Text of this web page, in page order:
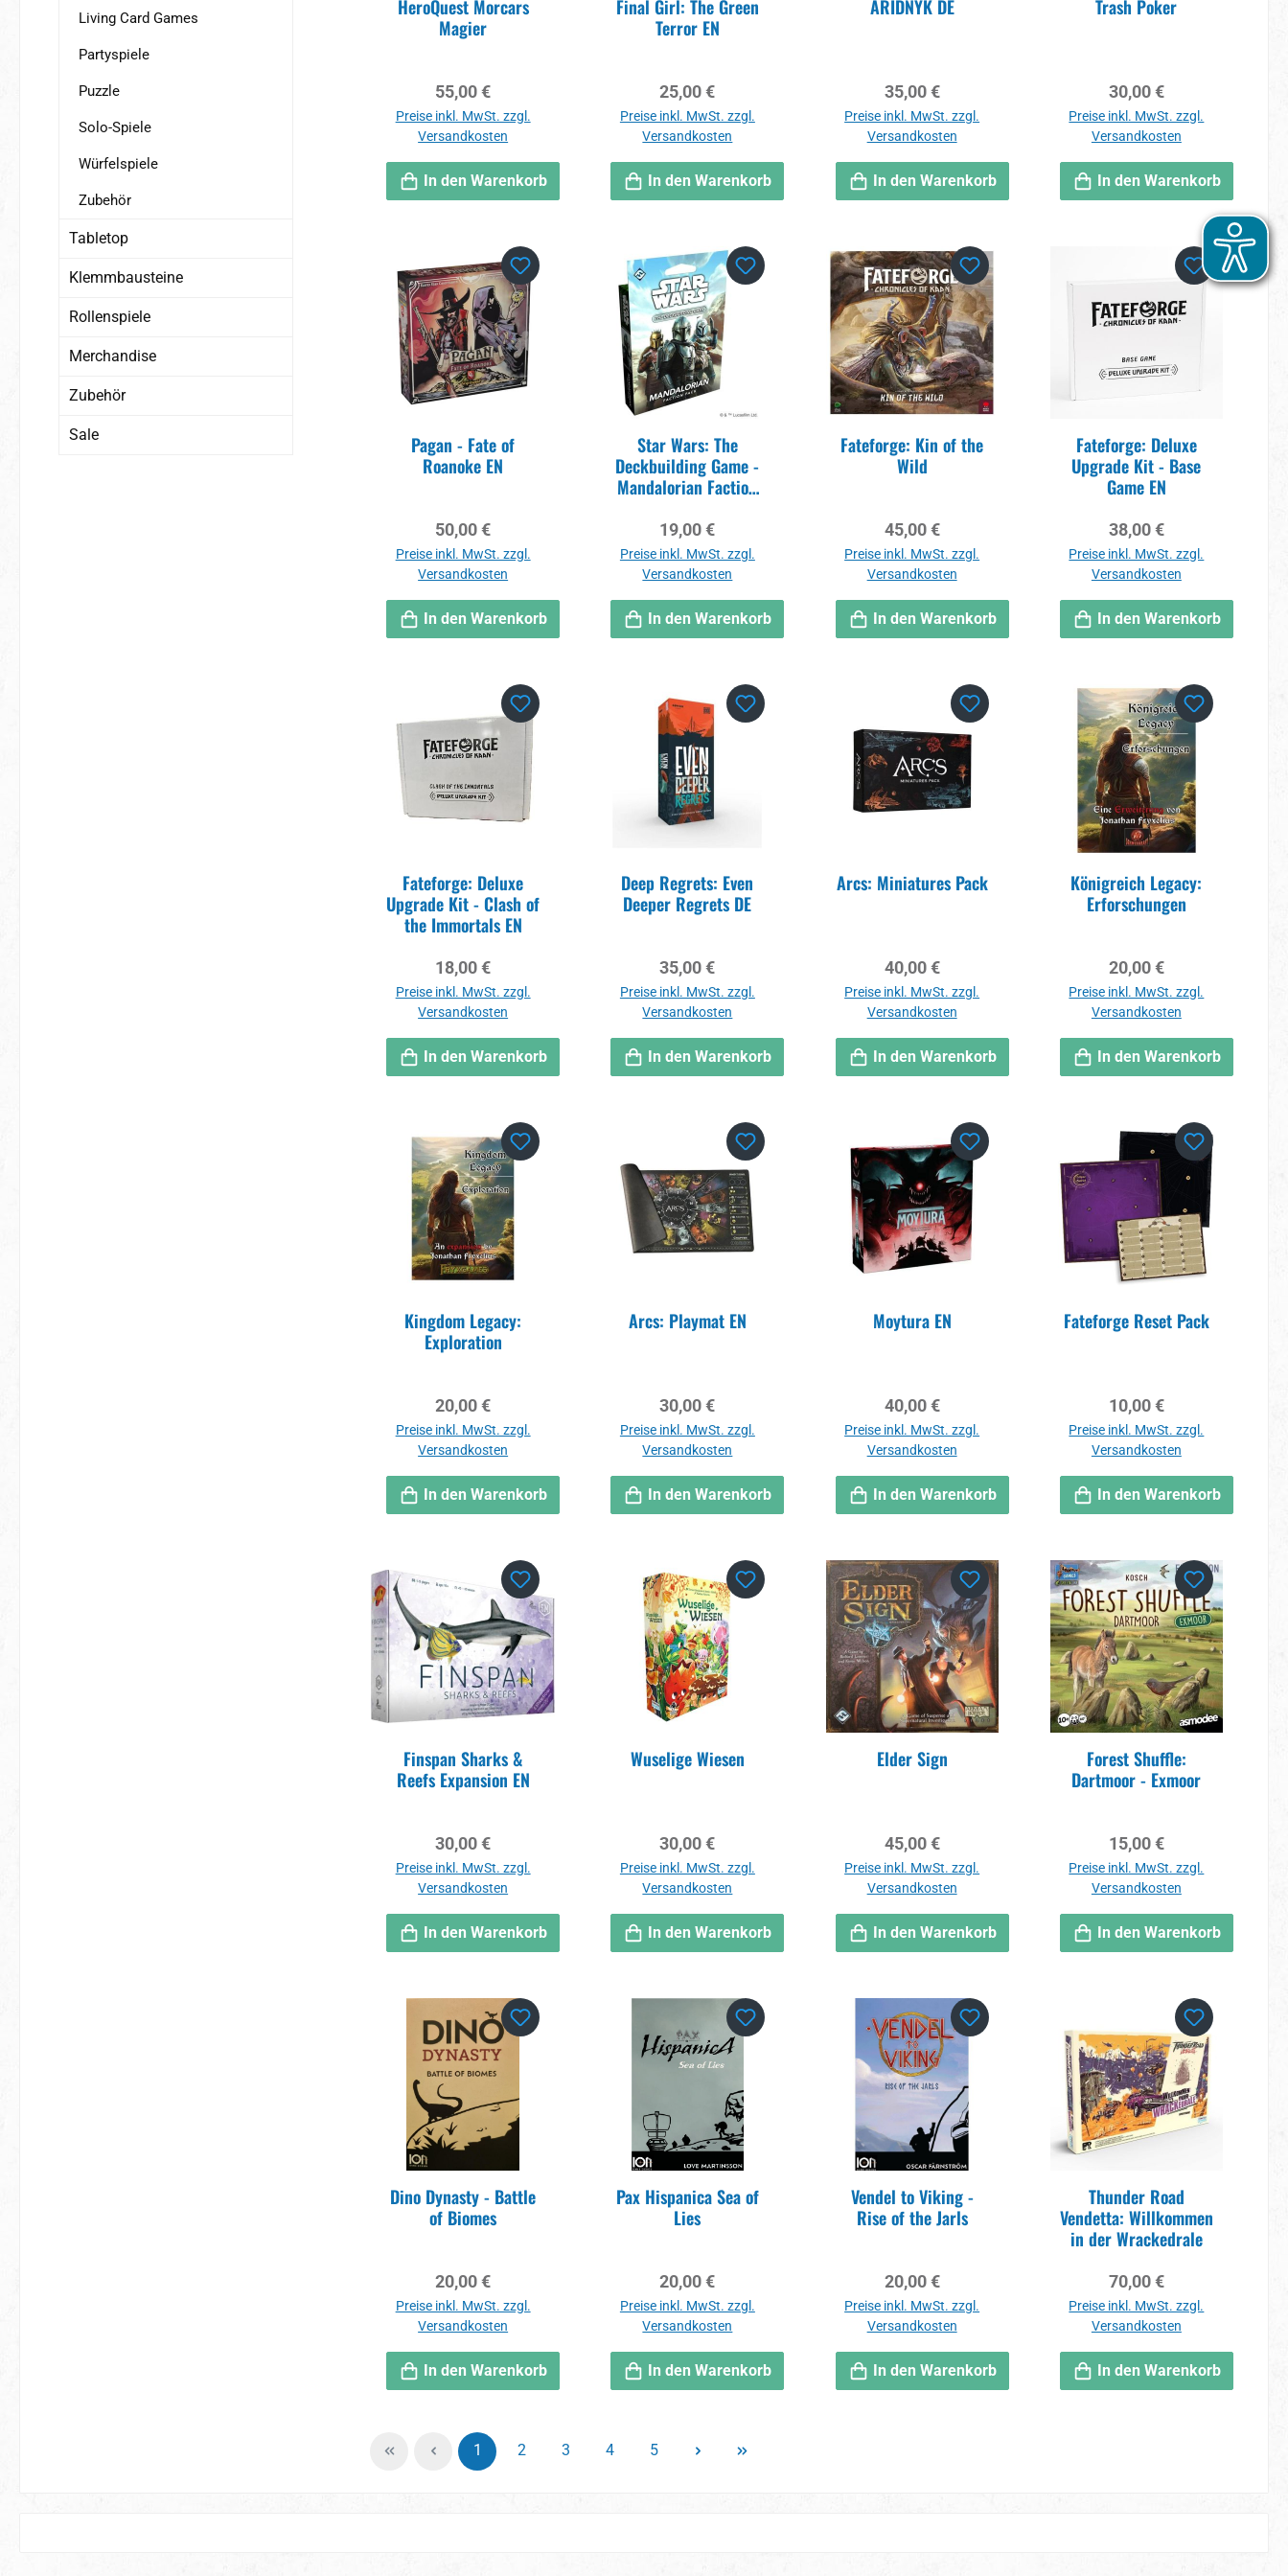
Living Card Games
Partyspiele
Puzzle
Solo-Spiele
Würfelspiele
Zubehör
Tabletop
Klemmbausteine
Rollenspiele
Merchandise
Zubehör
Sale
HeroQuest Morcars
Magier
Regulärer Preis:
55,00 €
Preise inkl. MwSt. zzgl.
Versandkosten
In den Warenkorb
Final Girl: The Green
Terror EN
Regulärer Preis:
25,00 €
Preise inkl. MwSt. zzgl.
Versandkosten
In den Warenkorb
ARIDNYK DE
Regulärer Preis:
35,00 €
Preise inkl. MwSt. zzgl.
Versandkosten
In den Warenkorb
Trash Poker
Regulärer Preis:
30,00 €
Preise inkl. MwSt. zzgl.
Versandkosten
In den Warenkorb
Pagan - Fate of
Roanoke EN
Regulärer Preis:
50,00 €
Preise inkl. MwSt. zzgl.
Versandkosten
In den Warenkorb
Star Wars: The
Deckbuilding Game -
Mandalorian Faction
Regulärer Preis:
19,00 €
Preise inkl. MwSt. zzgl.
Versandkosten
In den Warenkorb
Fateforge: Kin of the
Wild
Regulärer Preis:
45,00 €
Preise inkl. MwSt. zzgl.
Versandkosten
In den Warenkorb
Fateforge: Deluxe
Upgrade Kit - Base
Game EN
Regulärer Preis:
38,00 €
Preise inkl. MwSt. zzgl.
Versandkosten
In den Warenkorb
Fateforge: Deluxe
Upgrade Kit - Clash of
the Immortals EN
Regulärer Preis:
18,00 €
Preise inkl. MwSt. zzgl.
Versandkosten
In den Warenkorb
Deep Regrets: Even
Deeper Regrets DE
Regulärer Preis:
35,00 €
Preise inkl. MwSt. zzgl.
Versandkosten
In den Warenkorb
Arcs: Miniatures Pack
Regulärer Preis:
40,00 €
Preise inkl. MwSt. zzgl.
Versandkosten
In den Warenkorb
Königreich Legacy:
Erforschungen
Regulärer Preis:
20,00 €
Preise inkl. MwSt. zzgl.
Versandkosten
In den Warenkorb
Kingdom Legacy:
Exploration
Regulärer Preis:
20,00 €
Preise inkl. MwSt. zzgl.
Versandkosten
In den Warenkorb
Arcs: Playmat EN
Regulärer Preis:
30,00 €
Preise inkl. MwSt. zzgl.
Versandkosten
In den Warenkorb
Moytura EN
Regulärer Preis:
40,00 €
Preise inkl. MwSt. zzgl.
Versandkosten
In den Warenkorb
Fateforge Reset Pack
Regulärer Preis:
10,00 €
Preise inkl. MwSt. zzgl.
Versandkosten
In den Warenkorb
Finspan Sharks &
Reefs Expansion EN
Regulärer Preis:
30,00 €
Preise inkl. MwSt. zzgl.
Versandkosten
In den Warenkorb
Wuselige Wiesen
Regulärer Preis:
30,00 €
Preise inkl. MwSt. zzgl.
Versandkosten
In den Warenkorb
Elder Sign
Regulärer Preis:
45,00 €
Preise inkl. MwSt. zzgl.
Versandkosten
In den Warenkorb
Forest Shuffle:
Dartmoor - Exmoor
Regulärer Preis:
15,00 €
Preise inkl. MwSt. zzgl.
Versandkosten
In den Warenkorb
Dino Dynasty - Battle
of Biomes
Regulärer Preis:
20,00 €
Preise inkl. MwSt. zzgl.
Versandkosten
In den Warenkorb
Pax Hispanica Sea of
Lies
Regulärer Preis:
20,00 €
Preise inkl. MwSt. zzgl.
Versandkosten
In den Warenkorb
Vendel to Viking -
Rise of the Jarls
Regulärer Preis:
20,00 €
Preise inkl. MwSt. zzgl.
Versandkosten
In den Warenkorb
Thunder Road
Vendetta: Willkommen
in der Wrackedrale
Regulärer Preis:
70,00 €
Preise inkl. MwSt. zzgl.
Versandkosten
In den Warenkorb
Seite
1 Seite
2 Seite
3 Seite
4 Seite
5